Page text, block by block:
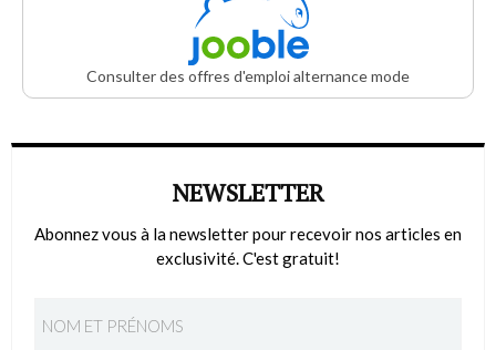
Consulter des offres d'emploi alternance mode
NEWSLETTER
Abonnez vous à la newsletter pour recevoir nos articles en
exclusivité. C'est gratuit!